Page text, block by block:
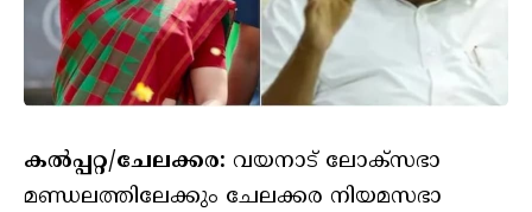
കൽപ്പറ്റ/ചേലക്കര: വയനാട് ലോക്‌സഭാ
മണ്ഡലത്തിലേക്കും ചേലക്കര നിയമസഭാ